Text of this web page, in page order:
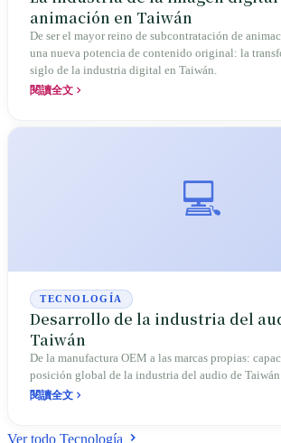
animación en Taiwán
De ser el mayor reino de subcontratación de
una nueva potencia de contenido original: la
siglo de la industria digital en Taiwán.
閱讀全文
💻
TECNOLOGÍA
Desarrollo de la industria del
Taiwán
De la manufactura OEM a las marcas propias:
posición global de la industria del audio de Taiwán
閱讀全文
Ver todo Tecnología